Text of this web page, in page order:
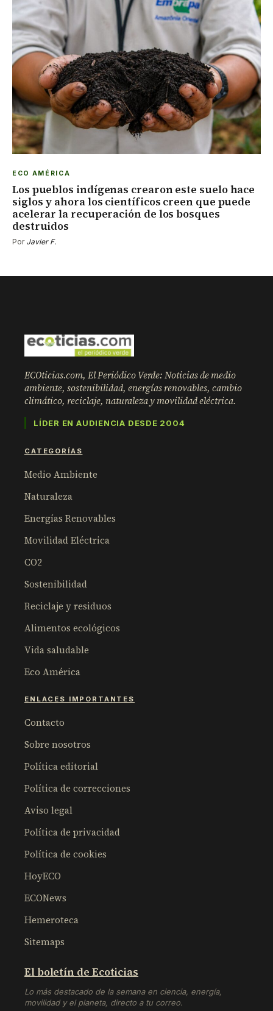
ECO AMÉRICA
Los pueblos indígenas crearon este suelo hace
siglos y ahora los científicos creen que puede
acelerar la recuperación de los bosques
destruidos
Por Javier F.
ECOticias.com, El Periódico Verde: Noticias de medio
ambiente, sostenibilidad, energías renovables, cambio
climático, reciclaje, naturaleza y movilidad eléctrica.
LÍDER EN AUDIENCIA DESDE 2004
CATEGORÍAS
Medio Ambiente
Naturaleza
Energías Renovables
Movilidad Eléctrica
CO2
Sostenibilidad
Reciclaje y residuos
Alimentos ecológicos
Vida saludable
Eco América
ENLACES IMPORTANTES
Contacto
Sobre nosotros
Política editorial
Política de correcciones
Aviso legal
Política de privacidad
Política de cookies
HoyECO
ECONews
Hemeroteca
Sitemaps
El boletín de Ecoticias
Lo más destacado de la semana en ciencia, energía,
movilidad y el planeta, directo a tu correo.